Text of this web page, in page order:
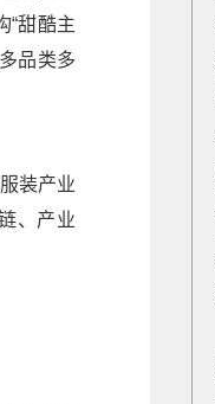
“甜酷主
品类多
装产业
、产业